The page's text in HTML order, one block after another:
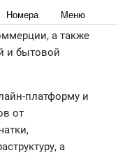
Номера Меню
российская
а также
и бытовой
платформу и
от
а